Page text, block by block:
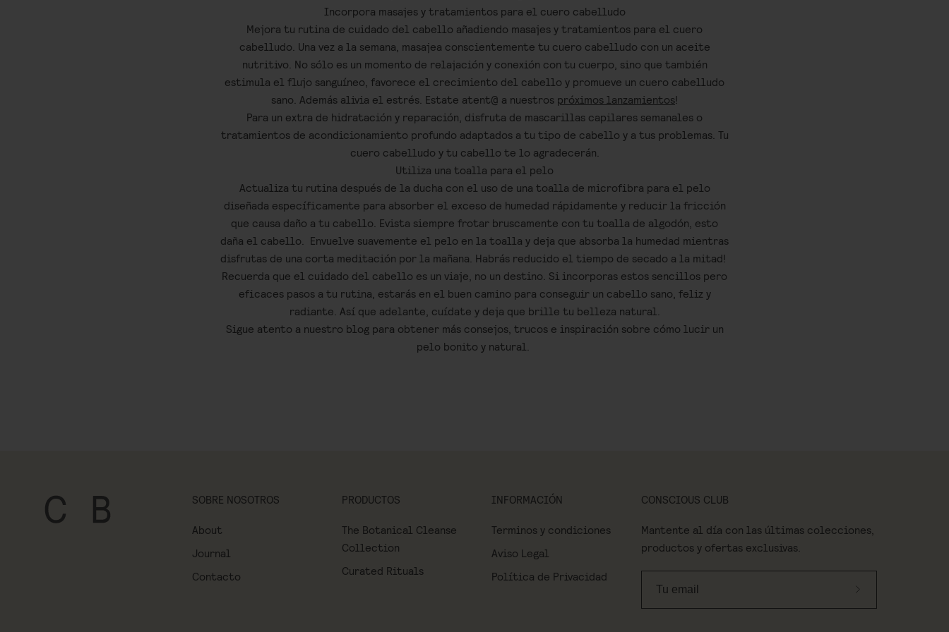
Incorpora masajes y tratamientos para el cuero cabelludo
Mejora tu rutina de cuidado del cabello añadiendo masajes y tratamientos para el cuero
cabelludo. Una vez a la semana, masajea conscientemente tu cuero cabelludo con un aceite
nutritivo. No sólo es un momento de relajación y conexión con tu cuerpo, sino que también
estimula el flujo sanguíneo, favorece el crecimiento del cabello y promueve un cuero cabelludo
sano. Además alivia el estrés. Estate atent@ a nuestros próximos lanzamientos!
Para un extra de hidratación y reparación, disfruta de mascarillas capilares semanales o
tratamientos de acondicionamiento profundo adaptados a tu tipo de cabello y a tus problemas. Tu
cuero cabelludo y tu cabello te lo agradecerán.
Utiliza una toalla para el pelo
Actualiza tu rutina después de la ducha con el uso de una toalla de microfibra para el pelo
diseñada específicamente para absorber el exceso de humedad rápidamente y reducir la fricción
que causa daño a tu cabello. Evista siempre frotar bruscamente con tu toalla de algodón, esto
daña el cabello. Envuelve suavemente el pelo en la toalla y deja que absorba la humedad mientras
disfrutas de una corta meditación por la mañana. Habrás reducido el tiempo de secado a la mitad!
Recuerda que el cuidado del cabello es un viaje, no un destino. Si incorporas estos sencillos pero
eficaces pasos a tu rutina, estarás en el buen camino para conseguir un cabello sano, feliz y
radiante. Así que adelante, cuídate y deja que brille tu belleza natural.
Sigue atento a nuestro blog para obtener más consejos, trucos e inspiración sobre cómo lucir un
pelo bonito y natural.
SOBRE NOSOTROS
About
Journal
Contacto
PRODUCTOS
The Botanical Cleanse
Collection
Curated Rituals
INFORMACIÓN
Terminos y condiciones
Aviso Legal
Política de Privacidad
CONSCIOUS CLUB
Mantente al día con las últimas colecciones,
productos y ofertas exclusivas.
Suscríbete